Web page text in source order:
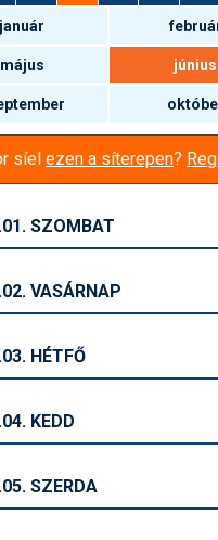
január
május június
síel ezen a síterepen?
SZOMBAT
VASÁRNAP
HÉTFŐ
KEDD
SZERDA